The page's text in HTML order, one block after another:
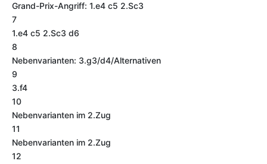
Grand-Prix-Angriff: 1.e4 c5 2.Sc3
7
1.e4 c5 2.Sc3 d6
8
Nebenvarianten: 3.g3/d4/Alternativen
9
3.f4
10
Nebenvarianten im 2.Zug
11
Nebenvarianten im 2.Zug
12